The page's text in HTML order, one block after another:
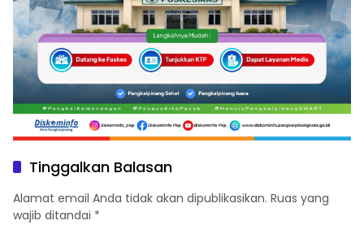
Tinggalkan Balasan
Alamat email Anda tidak akan dipublikasikan. Ruas yang
wajib ditandai *